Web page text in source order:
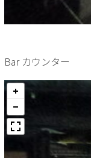
Bar カウンター